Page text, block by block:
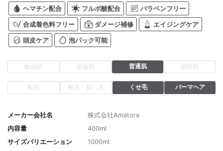
ヘマチン配合 フルボ酸配合 パラベンフリー
合成着色料フリー ダメージ補修 エイジングケア
頭皮ケア 泡パック可能
敏感肌 乾燥肌 普通肌 脂性肌
剛毛 軟毛・猫っ毛 くせ毛 パーマヘア
メーカー会社名
株式会社Amatora
内容量
400ml
サイズバリエーション
1000ml